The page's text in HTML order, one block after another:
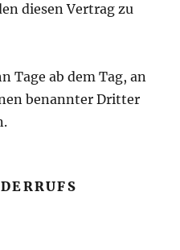
diesen Vertrag zu
Tage ab dem Tag, an
benannter Dritter